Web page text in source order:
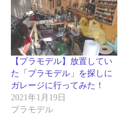
【プラモデル】放置してい
た「プラモデル」を探しに
ガレージに行ってみた！
2021年1月19日
プラモデル